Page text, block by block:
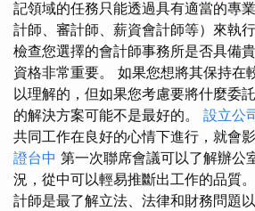
記領域的任務只能透過具有適當的專
計師、審計師、薪資會計師等）來執行
檢查您選擇的會計師事務所是否具備
資格非常重要。 如果您想將其保持在
以理解的，但如果您考慮要將什麼委
的解決方案可能不是最好的。 設立公
共同工作在良好的心情下進行，就會
證台中 第一次聯席會議可以了解辦公
況，從中可以輕易推斷出工作的品質。
計師是最了解立法、法律和財務問題